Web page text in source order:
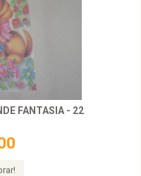
FANTASIA - 22